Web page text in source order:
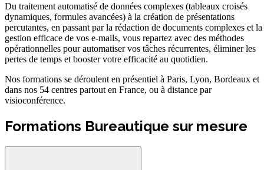
Du traitement automatisé de données complexes (tableaux croisés
dynamiques, formules avancées) à la création de présentations
percutantes, en passant par la rédaction de documents complexes et la
gestion efficace de vos e-mails, vous repartez avec des méthodes
opérationnelles pour automatiser vos tâches récurrentes, éliminer les
pertes de temps et booster votre efficacité au quotidien.
Nos formations se déroulent en présentiel à Paris, Lyon, Bordeaux et
dans nos 54 centres partout en France, ou à distance par
visioconférence.
Formations Bureautique sur mesure